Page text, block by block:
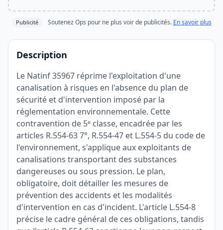
Publicité Soutenez Ops pour ne plus voir de publicités. En savoir plus
Description
Le Natinf 35967 réprime l'exploitation d'une
canalisation à risques en l'absence du plan de
sécurité et d'intervention imposé par la
réglementation environnementale. Cette
contravention de 5ᵉ classe, encadrée par les
articles R.554-63 7°, R.554-47 et L.554-5 du code de
l'environnement, s'applique aux exploitants de
canalisations transportant des substances
dangereuses ou sous pression. Le plan,
obligatoire, doit détailler les mesures de
prévention des accidents et les modalités
d'intervention en cas d'incident. L'article L.554-8
précise le cadre général de ces obligations, tandis